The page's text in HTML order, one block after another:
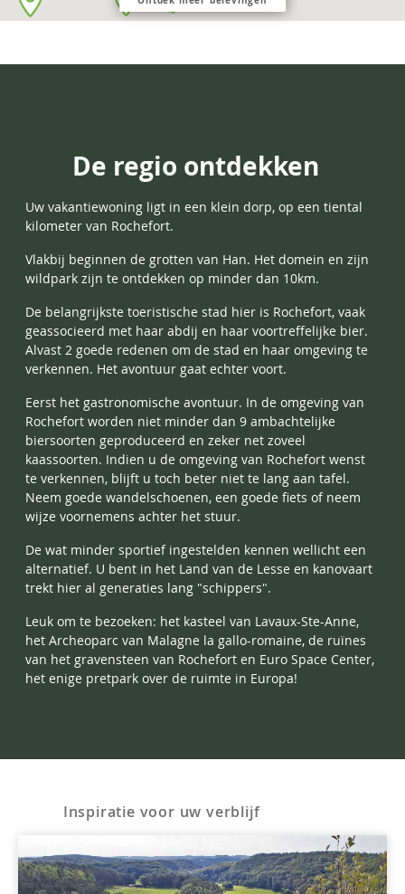
De regio ontdekken
Uw vakantiewoning ligt in een klein dorp, op een tiental
kilometer van Rochefort.
Vlakbij beginnen de grotten van Han. Het domein en zijn
wildpark zijn te ontdekken op minder dan 10km.
De belangrijkste toeristische stad hier is Rochefort, vaak
geassocieerd met haar abdij en haar voortreffelijke bier.
Alvast 2 goede redenen om de stad en haar omgeving te
verkennen. Het avontuur gaat echter voort.
Eerst het gastronomische avontuur. In de omgeving van
Rochefort worden niet minder dan 9 ambachtelijke
biersoorten geproduceerd en zeker net zoveel
kaassoorten. Indien u de omgeving van Rochefort wenst
te verkennen, blijft u toch beter niet te lang aan tafel.
Neem goede wandelschoenen, een goede fiets of neem
wijze voornemens achter het stuur.
De wat minder sportief ingestelden kennen wellicht een
alternatief. U bent in het Land van de Lesse en kanovaart
trekt hier al generaties lang "schippers".
Leuk om te bezoeken: het kasteel van Lavaux-Ste-Anne,
het Archeoparc van Malagne la gallo-romaine, de ruïnes
van het gravensteen van Rochefort en Euro Space Center,
het enige pretpark over de ruimte in Europa!
Inspiratie voor uw verblijf